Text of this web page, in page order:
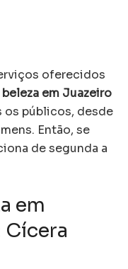
oferecidos
em Juazeiro
os públicos, desde
Então, se
de segunda a
em